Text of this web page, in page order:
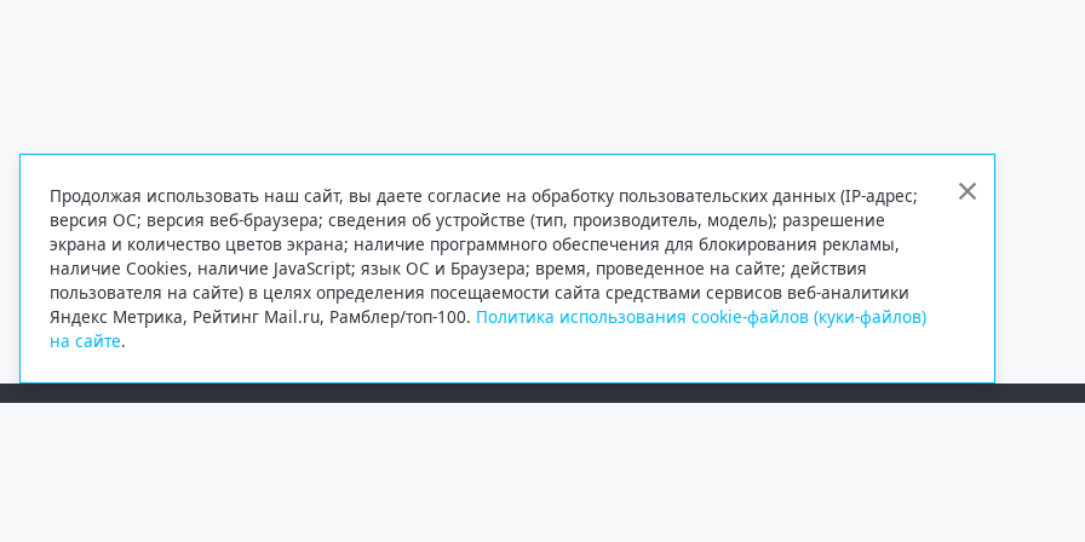
Продолжая использовать наш сайт, вы даете согласие на обработку пользовательских данных (IP-адрес;
версия ОС; версия веб-браузера; сведения об устройстве (тип, производитель, модель); разрешение
экрана и количество цветов экрана; наличие программного обеспечения для блокирования рекламы,
наличие Cookies, наличие JavaScript; язык ОС и Браузера; время, проведенное на сайте; действия
пользователя на сайте) в целях определения посещаемости сайта средствами сервисов веб-аналитики
Яндекс Метрика, Рейтинг Mail.ru, Рамблер/топ-100. Политика использования cookie-файлов (куки-файлов)
на сайте.